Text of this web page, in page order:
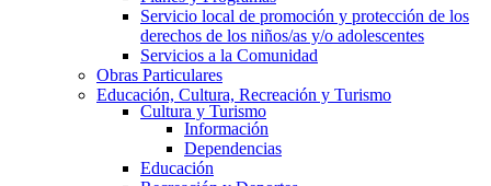
Servicio local de promoción y protección de los
derechos de los niños/as y/o adolescentes
Servicios a la Comunidad
Obras Particulares
Educación, Cultura, Recreación y Turismo
Cultura y Turismo
Información
Dependencias
Educación